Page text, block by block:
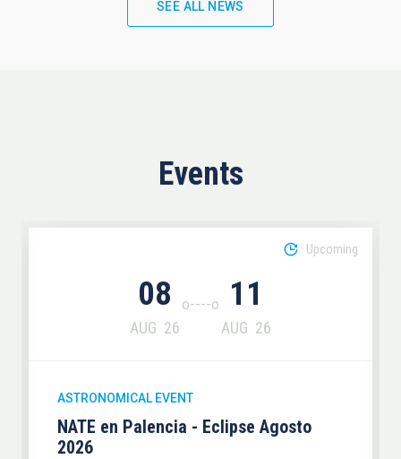
SEE ALL NEWS
Events
08
AUG 26
11
AUG 26
Upcoming
ASTRONOMICAL EVENT
NATE en Palencia - Eclipse Agosto
2026